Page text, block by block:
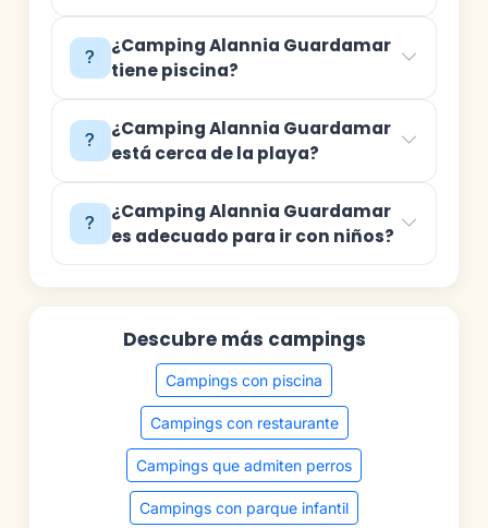
¿Camping Alannia Guardamar
tiene piscina?
¿Camping Alannia Guardamar
está cerca de la playa?
¿Camping Alannia Guardamar
es adecuado para ir con niños?
Descubre más campings
Campings con piscina
Campings con restaurante
Campings que admiten perros
Campings con parque infantil